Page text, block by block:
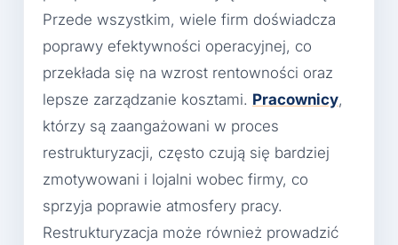
Przede wszystkim, wiele firm doświadcza
poprawy efektywności operacyjnej, co
przekłada się na wzrost rentowności oraz
lepsze zarządzanie kosztami. Pracownicy,
którzy są zaangażowani w proces
restrukturyzacji, często czują się bardziej
zmotywowani i lojalni wobec firmy, co
sprzyja poprawie atmosfery pracy.
Restrukturyzacja może również prowadzić